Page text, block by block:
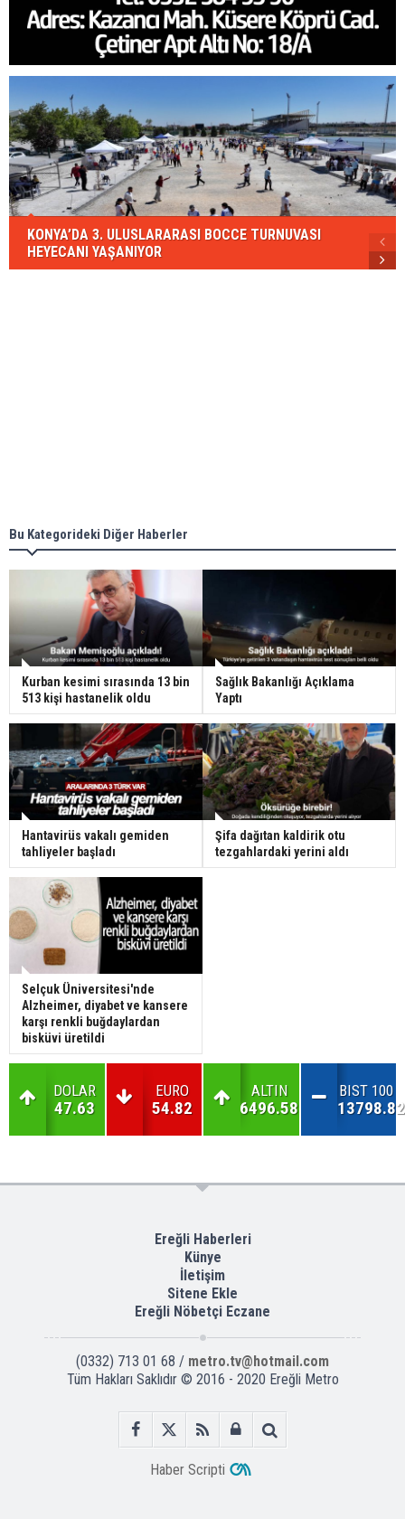
KONYA’DA 3. ULUSLARARASI BOCCE TURNUVASI
HEYECANI YAŞANIYOR
Bu Kategorideki Diğer Haberler
Kurban kesimi sırasında 13 bin
513 kişi hastanelik oldu
Sağlık Bakanlığı Açıklama
Yaptı
Hantavirüs vakalı gemiden
tahliyeler başladı
Şifa dağıtan kaldirik otu
tezgahlardaki yerini aldı
Selçuk Üniversitesi'nde
Alzheimer, diyabet ve kansere
karşı renkli buğdaylardan
bisküvi üretildi
DOLAR
47.63
EURO
54.82
ALTIN
6496.58
BIST 100
13798.82
Ereğli Haberleri
Künye
İletişim
Sitene Ekle
Ereğli Nöbetçi Eczane
(0332) 713 01 68 / metro.tv@hotmail.com
Tüm Hakları Saklıdır © 2016 - 2020 Ereğli Metro
Haber Scripti